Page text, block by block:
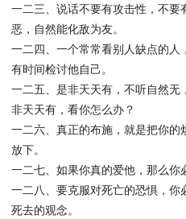
一二三、说话不要有攻击性，不要
恶，自然能化敌为友。
一二四、一个常常看别人缺点的
有时间检讨他自己。
一二五、是非天天有，不听自然
非天天有，看你怎么办？
一二六、真正的布施，就是把你的
放下。
一二七、如果你真的爱他，那么你
一二八、要克服对死亡的恐惧，
死去的观念。